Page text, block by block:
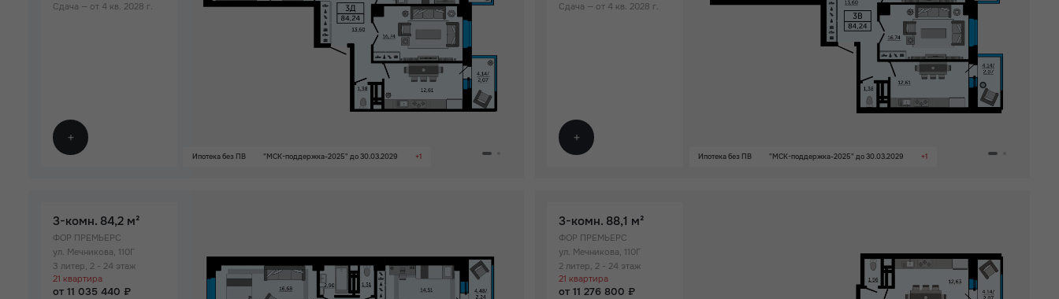
Большая кухня
Сдача — от 4 кв. 2028 г.
Ипотека без ПВ "МСК-поддержка-2025" до 30.03.2029 +1
Сдача — от 4 кв. 2028 г.
Ипотека без ПВ "МСК-поддержка-2025" до 30.03.2029 +1
3-комн. 84,2 м²
ФОР ПРЕМЬЕРС
ул. Мечникова, 110Г
3 литер, 2 - 24 этаж
21 квартира
от 11 035 440 ₽
3-комн. 88,1 м²
ФОР ПРЕМЬЕРС
ул. Мечникова, 110Г
2 литер, 2 - 24 этаж
21 квартира
от 11 276 800 ₽